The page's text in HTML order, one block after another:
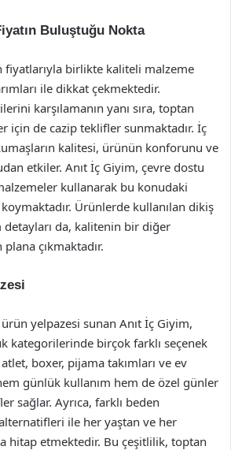
Buluştuğu Nokta
fiyatlarıyla birlikte kaliteli malzeme
ile dikkat çekmektedir.
karşılamanın yanı sıra, toptan
için de cazip teklifler sunmaktadır. İç
kalitesi, ürünün konforunu ve
etkiler. Anıt İç Giyim, çevre dostu
kullanarak bu konudaki
Ürünlerde kullanılan dikiş
detayları da, kalitenin bir diğer
çıkmaktadır.
yelpazesi sunan Anıt İç Giyim,
kategorilerinde birçok farklı seçenek
boxer, pijama takımları ve ev
günlük kullanım hem de özel günler
sağlar. Ayrıca, farklı beden
ile her yaştan ve her
hitap etmektedir. Bu çeşitlilik, toptan